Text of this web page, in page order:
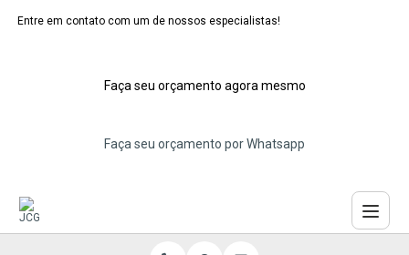
Entre em contato com um de nossos especialistas!
Faça seu orçamento agora mesmo
Faça seu orçamento por Whatsapp